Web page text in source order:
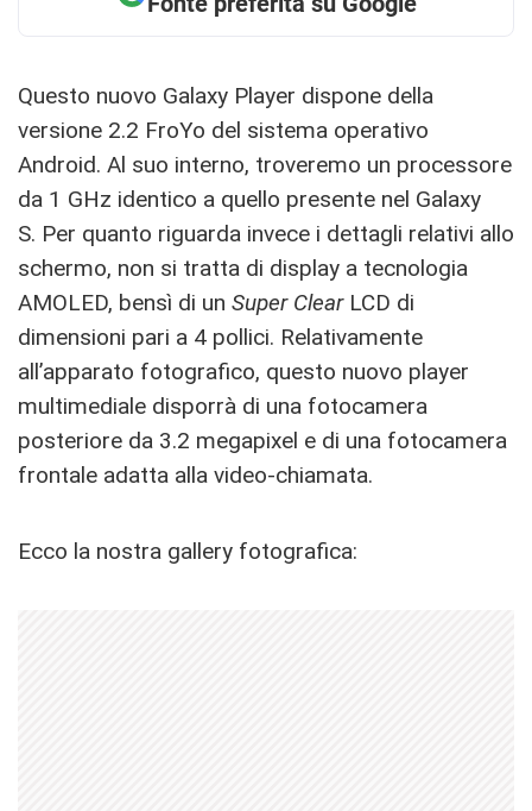
Questo nuovo Galaxy Player dispone della
versione 2.2 FroYo del sistema operativo
Android. Al suo interno, troveremo un processore
da 1 GHz identico a quello presente nel Galaxy
S. Per quanto riguarda invece i dettagli relativi allo
schermo, non si tratta di display a tecnologia
AMOLED, bensì di un Super ClearLCD di
dimensioni pari a 4 pollici. Relativamente
all’apparato fotografico, questo nuovo player
multimediale disporrà di una fotocamera
posteriore da 3.2 megapixel e di una fotocamera
frontale adatta alla video-chiamata.
Ecco la nostra gallery fotografica: